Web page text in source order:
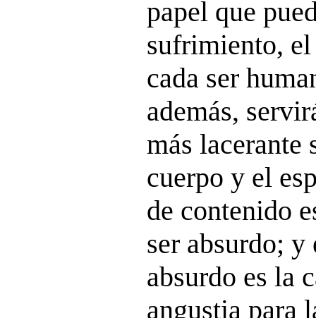
papel que
sufrimiento,
cada ser
además,
más lacerante
cuerpo y el
de contenido
ser absurdo;
absurdo es la
angustia para